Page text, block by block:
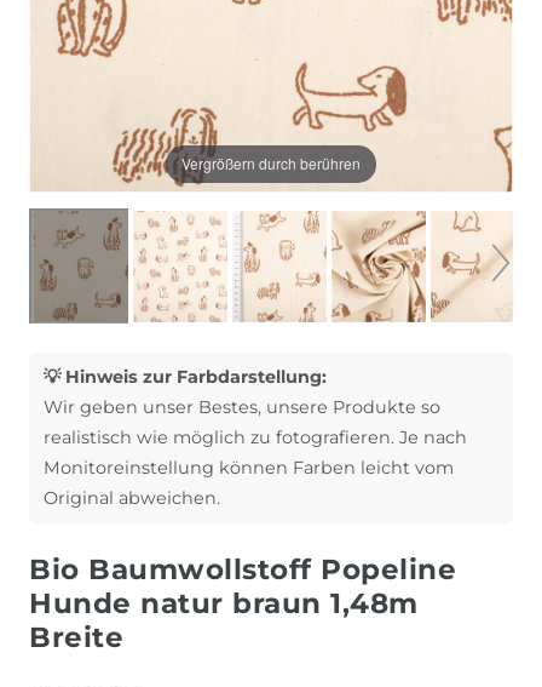
Vergrößern durch berühren
💡 Hinweis zur Farbdarstellung:
Wir geben unser Bestes, unsere Produkte so
realistisch wie möglich zu fotografieren. Je nach
Monitoreinstellung können Farben leicht vom
Original abweichen.
Bio Baumwollstoff Popeline
Hunde natur braun 1,48m
Breite